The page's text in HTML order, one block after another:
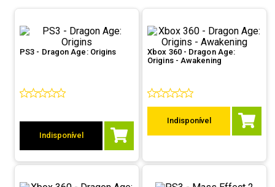
PS3 - Dragon Age: Origins
Indisponível
Xbox 360 - Dragon Age:
Origins - Awakening
Indisponível
4º
ssd
5
openbox
mouse
fractal
9º
10